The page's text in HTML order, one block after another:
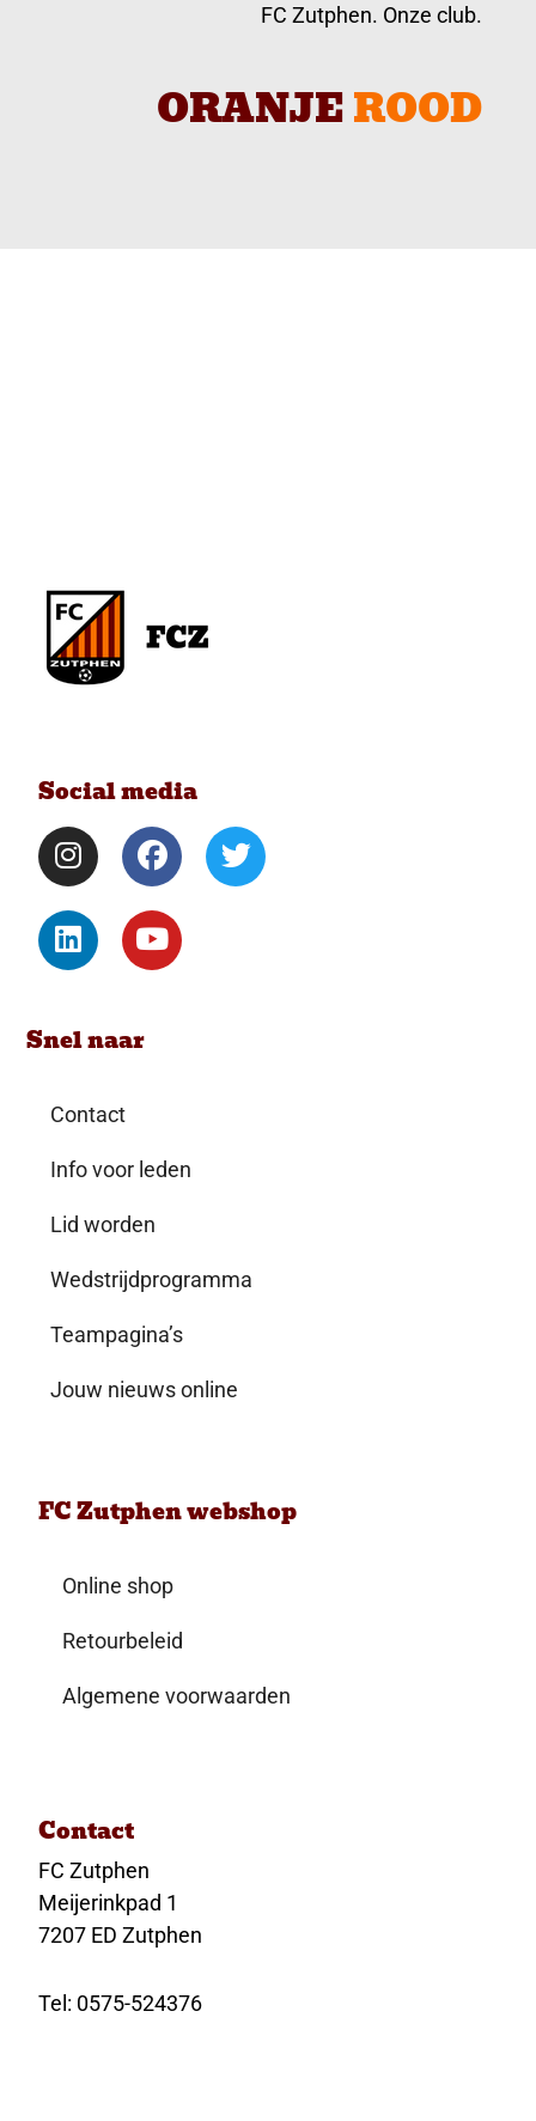
FC Zutphen. Onze club.
ORANJEROOD
Social media
Snel naar
Contact
Info voor leden
Lid worden
Wedstrijdprogramma
Teampagina’s
Jouw nieuws online
FC Zutphen webshop
Online shop
Retourbeleid
Algemene voorwaarden
Contact
FC Zutphen
Meijerinkpad 1
7207 ED Zutphen
Tel: 0575-524376